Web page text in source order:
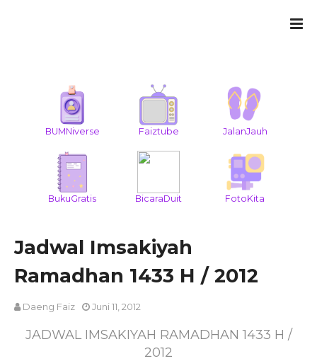
BUMNiverse Faiztube JalanJauh
BukuGratis BicaraDuit FotoKita
Jadwal Imsakiyah
Ramadhan 1433 H / 2012
Daeng Faiz Juni 11, 2012
JADWAL IMSAKIYAH RAMADHAN 1433 H /
2012